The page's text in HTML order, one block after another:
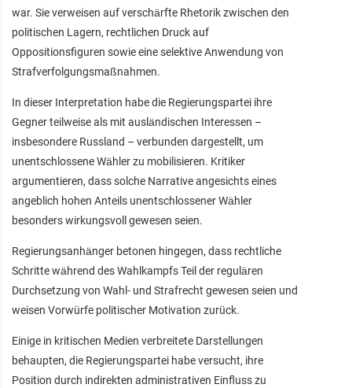
war. Sie verweisen auf verschärfte Rhetorik zwischen den
politischen Lagern, rechtlichen Druck auf
Oppositionsfiguren sowie eine selektive Anwendung von
Strafverfolgungsmaßnahmen.
In dieser Interpretation habe die Regierungspartei ihre
Gegner teilweise als mit ausländischen Interessen –
insbesondere Russland – verbunden dargestellt, um
unentschlossene Wähler zu mobilisieren. Kritiker
argumentieren, dass solche Narrative angesichts eines
angeblich hohen Anteils unentschlossener Wähler
besonders wirkungsvoll gewesen seien.
Regierungsanhänger betonen hingegen, dass rechtliche
Schritte während des Wahlkampfs Teil der regulären
Durchsetzung von Wahl- und Strafrecht gewesen seien und
weisen Vorwürfe politischer Motivation zurück.
Einige in kritischen Medien verbreitete Darstellungen
behaupten, die Regierungspartei habe versucht, ihre
Position durch indirekten administrativen Einfluss zu